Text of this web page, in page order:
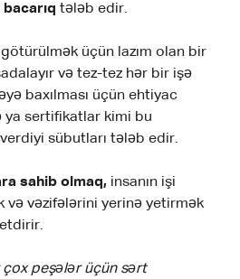
tələb edir.
üçün lazım olan bir
və tez-tez hər bir işə
baxılması üçün ehtiyac
ya sertifikatlar kimi bu
sübutları tələb edir.
sahib olmaq, insanın işi
və vəzifələrini yerinə yetirmək
peşələr üçün sərt